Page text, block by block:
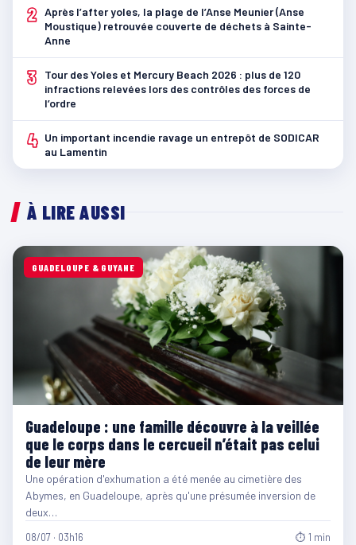
2 Après l’after yoles, la plage de l’Anse Meunier (Anse
Moustique) retrouvée couverte de déchets à Sainte-
Anne
3
Tour des Yoles et Mercury Beach 2026 : plus de 120
infractions relevées lors des contrôles des forces de
l’ordre
4 Un important incendie ravage un entrepôt de SODICAR
au Lamentin
À LIRE AUSSI
GUADELOUPE & GUYANE
Guadeloupe : une famille découvre à la veillée
que le corps dans le cercueil n’était pas celui
de leur mère
Une opération d'exhumation a été menée au cimetière des
Abymes, en Guadeloupe, après qu'une présumée inversion de
deux…
08/07 · 03h16 ⏱ 1 min